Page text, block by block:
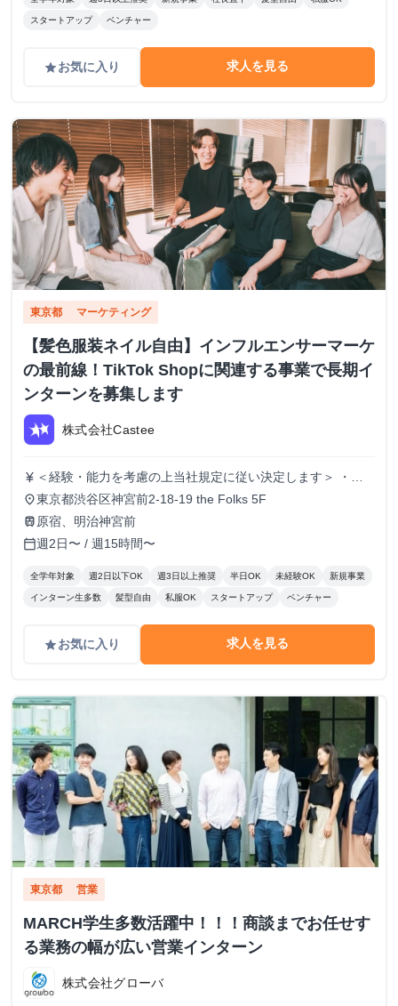
スタートアップ ベンチャー
gradeお気に入り 求人を見る
東京都 マーケティング
【髪色服装ネイル自由】インフルエンサーマーケ
の最前線！TikTok Shopに関連する事業で長期イ
ンターンを募集します
株式会社Castee
currency_yen ＜経験・能力を考慮の上当社規定に従い決定します＞ ・時
給1,250円〜 ・昇給：実績に応じて有
place東京都渋谷区神宮前2-18-19 the Folks 5F
train 原宿、明治神宮前
calendar_today週2日〜 / 週15時間〜
全学年対象 週2日以下OK 週3日以上推奨 半日OK 未経験OK 新規事業
インターン生多数 髪型自由 私服OK スタートアップ ベンチャー
gradeお気に入り 求人を見る
東京都 営業
MARCH学生多数活躍中！！！商談までお任せす
る業務の幅が広い営業インターン
株式会社グローバ